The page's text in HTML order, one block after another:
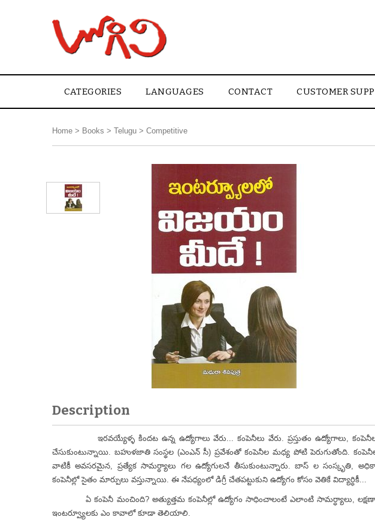
CATEGORIES LANGUAGES CONTACT CUSTOMER
Home > Books > Telugu > Competitive
Description
ఇరవయ్యేళ్ళ కిందట ఉన్న ఉద్యోగాలు వేరు... కంపెనీలు వేరు. ప్రస్తుతం ఉద్యోగాలు,
చేసుకుంటున్నాయి. బహుళజాతి సంస్థల (ఎంఎన్ సీ) ప్రవేశంతో కంపెనీల మధ్య పోటి పెరుగుతోంది.
వాటికీ అవసరమైన, ప్రత్యేక సామర్ధ్యాలు గల ఉద్యోగులనే తీసుకుంటున్నారు. బాస్ ల సంస్కృతి,
కంపెనీల్లో సైతం మార్పులు వస్తున్నాయి. ఈ నేపధ్యంలో డిగ్రీ చేతపట్టుకుని ఉద్యోగం కోసం వెతికే విద్యార్ధికీ...
ఏ కంపెనీ మంచింది? అత్యుత్తమ కంపెనీల్లో ఉద్యోగం సాధించాలంటే ఎలాంటి సామర్ధ్యాలు,
ఇంటర్వ్యూలకు ఎం కావాలో కూడా తెలియాలి.